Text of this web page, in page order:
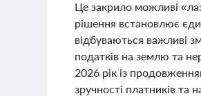
Це закрило можливі
рішення встановлює
відбуваються важливі
податків на землю та
2026 рік із
зручності платників та